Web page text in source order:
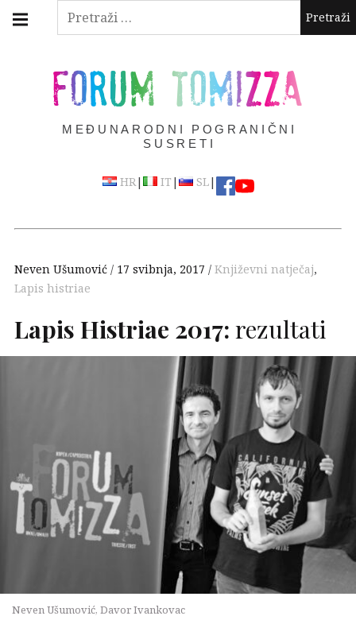
Pretraži:
Skip
FORUM TOMIZZA
MEĐUNARODNI POGRANIČNI
SUSRETI
HR| IT | SL|
navigation
Neven Ušumović 17 svibnja, 2017 Književni natječaj,
Lapis histriae
Lapis Histriae 2017: rezultati
Neven Ušumović, Davor Ivankovac